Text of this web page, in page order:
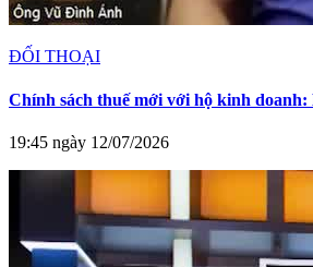
ĐỐI THOẠI
Chính sách thuế mới với hộ kinh
19:45 ngày 12/07/2026